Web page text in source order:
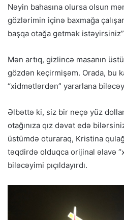
Nəyin bahasına olursa olsun
gözlərimin içinə baxmağa
başqa otağa getmək
Mən artıq, gizlincə masanın
gözdən keçirmişəm. Orada, bu
“xidmətlərdən” yararlana
Əlbəttə ki, siz bir neçə yüz
otağınıza qız dəvət edə
üstümdə oturaraq, Kristina
təqdirdə olduqca orijinal əlavə
biləcəyimi pıçıldayırdı.